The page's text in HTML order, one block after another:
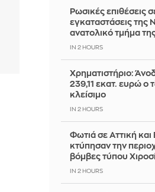
Ρωσικές επιθέσεις
εγκαταστάσεις της
ανατολικό τμήμα
IN 2 HOURS
Χρηματιστήριο:
239,11 εκατ. ευρώ ο
κλείσιμο
IN 2 HOURS
Φωτιά σε Αττική και
κτύπησαν την
βόμβες τύπου
IN 2 HOURS